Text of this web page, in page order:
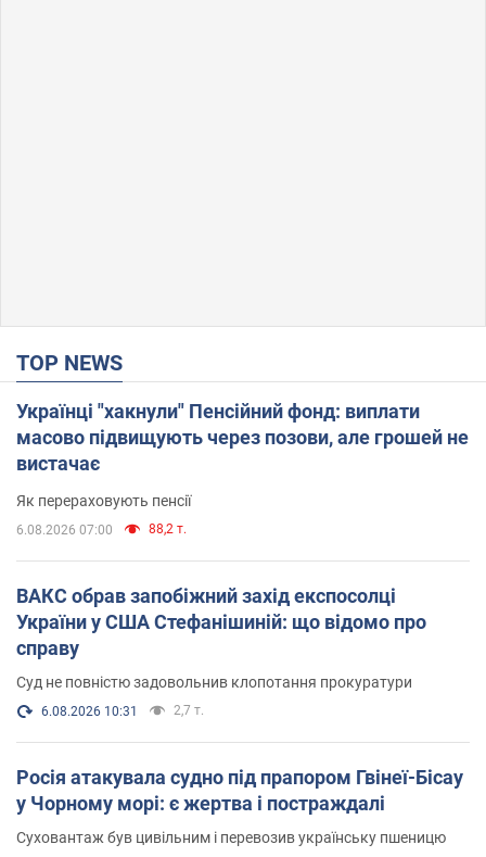
TOP NEWS
Українці "хакнули" Пенсійний фонд: виплати
масово підвищують через позови, але грошей не
вистачає
Як перераховують пенсії
6.08.2026 07:00 88,2 т.
ВАКС обрав запобіжний захід експосолці
України у США Стефанішиній: що відомо про
справу
Суд не повністю задовольнив клопотання прокуратури
6.08.2026 10:31 2,7 т.
Росія атакувала судно під прапором Гвінеї-Бісау
у Чорному морі: є жертва і постраждалі
Суховантаж був цивільним і перевозив українську пшеницю